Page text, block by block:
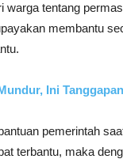
warga tentang
membantu
Ini
pemerintah
terbantu, maka